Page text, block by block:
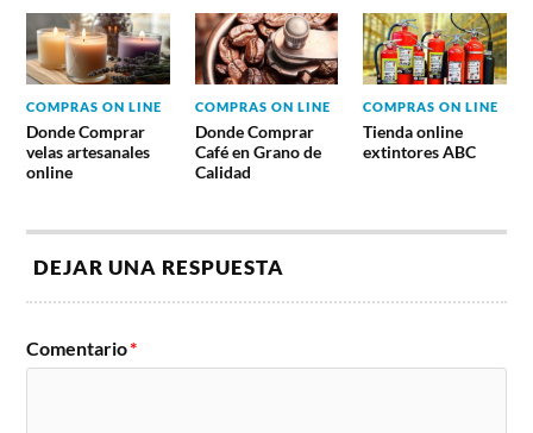
COMPRAS ON LINE
Donde Comprar
velas artesanales
online
COMPRAS ON LINE
Donde Comprar
Café en Grano de
Calidad
COMPRAS ON LINE
Tienda online
extintores ABC
DEJAR UNA RESPUESTA
Comentario*